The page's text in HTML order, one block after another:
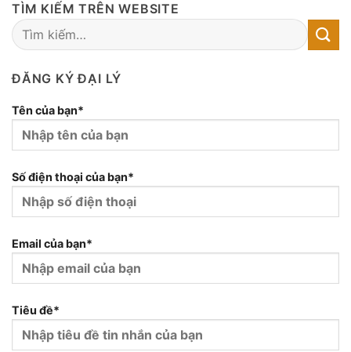
VIẾT
TÌM KIẾM TRÊN WEBSITE
ĐĂNG KÝ ĐẠI LÝ
Tên của bạn*
Số điện thoại của bạn*
Email của bạn*
Tiêu đề*